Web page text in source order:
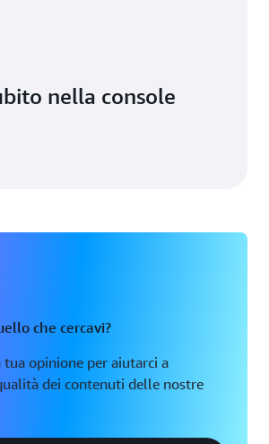
nella console
che cercavi?
tua opinione per aiutarci a
dei contenuti delle nostre